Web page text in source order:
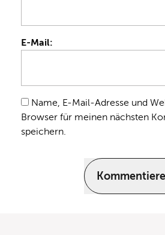
E-Mail:
Name, E-Mail-Adresse und
Browser für meinen nächsten
speichern.